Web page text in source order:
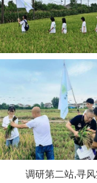
调研第二站,寻